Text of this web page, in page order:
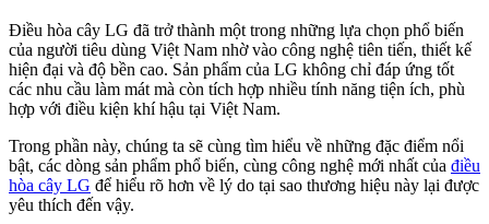
Điều hòa cây LG đã trở thành một trong những lựa chọn phổ biến
của người tiêu dùng Việt Nam nhờ vào công nghệ tiên tiến, thiết kế
hiện đại và độ bền cao. Sản phẩm của LG không chỉ đáp ứng tốt
các nhu cầu làm mát mà còn tích hợp nhiều tính năng tiện ích, phù
hợp với điều kiện khí hậu tại Việt Nam.
Trong phần này, chúng ta sẽ cùng tìm hiểu về những đặc điểm nổi
bật, các dòng sản phẩm phổ biến, cùng công nghệ mới nhất của điều
hòa cây LG để hiểu rõ hơn về lý do tại sao thương hiệu này lại được
yêu thích đến vậy.